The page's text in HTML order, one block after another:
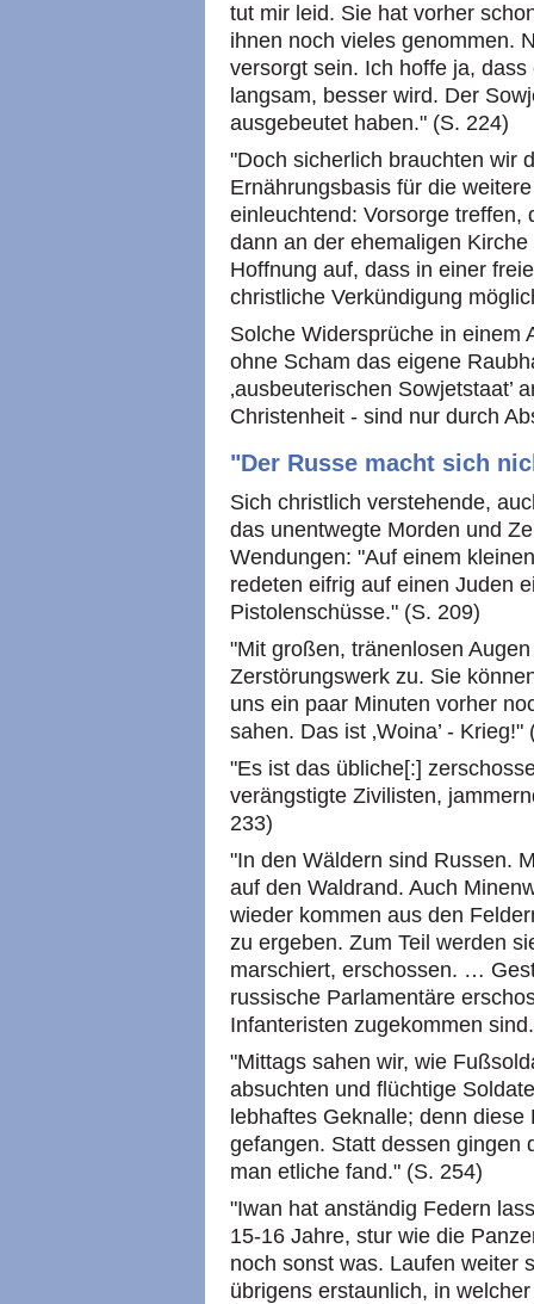
tut mir leid. Sie hat vorher
ihnen noch vieles genommen.
versorgt sein. Ich hoffe ja,
langsam, besser wird. Der
ausgebeutet haben." (S. 224)
"Doch sicherlich brauchten wir
Ernährungsbasis für die
einleuchtend: Vorsorge treffen,
dann an der ehemaligen
Hoffnung auf, dass in einer
christliche Verkündigung
Solche Widersprüche in einem
ohne Scham das eigene
‚ausbeuterischen Sowjetstaat’
Christenheit - sind nur durch
"Der Russe macht sich
Sich christlich verstehende,
das unentwegte Morden und
Wendungen: "Auf einem
redeten eifrig auf einen Juden
Pistolenschüsse." (S. 209)
"Mit großen, tränenlosen
Zerstörungswerk zu. Sie
uns ein paar Minuten vorher
sahen. Das ist ‚Woina’ - Krieg!"
"Es ist das übliche[:]
verängstigte Zivilisten,
233)
"In den Wäldern sind Russen.
auf den Waldrand. Auch
wieder kommen aus den
zu ergeben. Zum Teil werden
marschiert, erschossen. …
russische Parlamentäre
Infanteristen zugekommen
"Mittags sahen wir, wie
absuchten und flüchtige
lebhaftes Geknalle; denn
gefangen. Statt dessen gingen
man etliche fand." (S. 254)
"Iwan hat anständig Federn
15-16 Jahre, stur wie die
noch sonst was. Laufen weiter
übrigens erstaunlich, in